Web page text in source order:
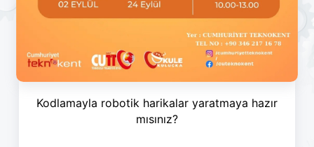
Kodlamayla robotik harikalar yaratmaya hazır
mısınız?